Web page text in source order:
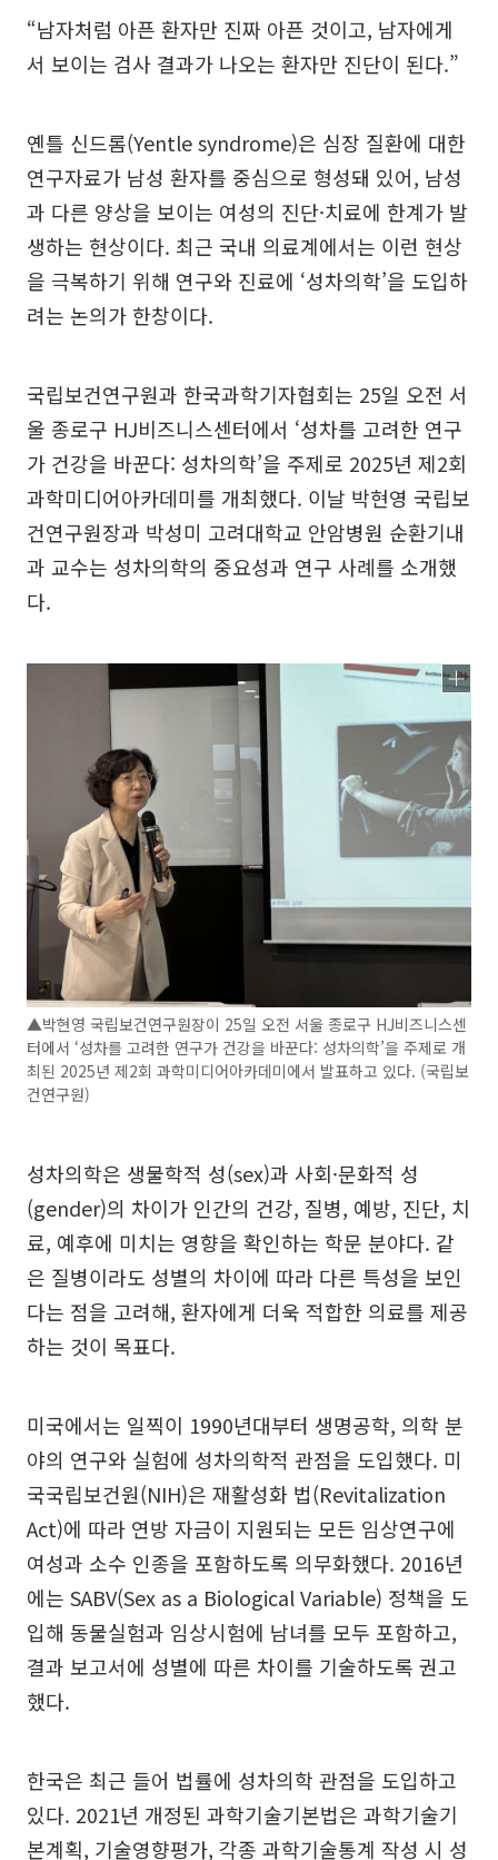
“남자처럼 아픈 환자만 진짜 아픈 것이고, 남자에게
서 보이는 검사 결과가 나오는 환자만 진단이 된다.”
옌틀 신드롬(Yentle syndrome)은 심장 질환에 대한
연구자료가 남성 환자를 중심으로 형성돼 있어, 남성
과 다른 양상을 보이는 여성의 진단·치료에 한계가 발
생하는 현상이다. 최근 국내 의료계에서는 이런 현상
을 극복하기 위해 연구와 진료에 ‘성차의학’을 도입하
려는 논의가 한창이다.
국립보건연구원과 한국과학기자협회는 25일 오전 서
울 종로구 HJ비즈니스센터에서 ‘성차를 고려한 연구
가 건강을 바꾼다: 성차의학’을 주제로 2025년 제2회
과학미디어아카데미를 개최했다. 이날 박현영 국립보
건연구원장과 박성미 고려대학교 안암병원 순환기내
과 교수는 성차의학의 중요성과 연구 사례를 소개했
다.
▲박현영 국립보건연구원장이 25일 오전 서울 종로구 HJ비즈니스센
터에서 ‘성차를 고려한 연구가 건강을 바꾼다: 성차의학’을 주제로 개
최된 2025년 제2회 과학미디어아카데미에서 발표하고 있다. (국립보
건연구원)
성차의학은 생물학적 성(sex)과 사회·문화적 성
(gender)의 차이가 인간의 건강, 질병, 예방, 진단, 치
료, 예후에 미치는 영향을 확인하는 학문 분야다. 같
은 질병이라도 성별의 차이에 따라 다른 특성을 보인
다는 점을 고려해, 환자에게 더욱 적합한 의료를 제공
하는 것이 목표다.
미국에서는 일찍이 1990년대부터 생명공학, 의학 분
야의 연구와 실험에 성차의학적 관점을 도입했다. 미
국국립보건원(NIH)은 재활성화 법(Revitalization
Act)에 따라 연방 자금이 지원되는 모든 임상연구에
여성과 소수 인종을 포함하도록 의무화했다. 2016년
에는 SABV(Sex as a Biological Variable) 정책을 도
입해 동물실험과 임상시험에 남녀를 모두 포함하고,
결과 보고서에 성별에 따른 차이를 기술하도록 권고
했다.
한국은 최근 들어 법률에 성차의학 관점을 도입하고
있다. 2021년 개정된 과학기술기본법은 과학기술기
본계획, 기술영향평가, 각종 과학기술통계 작성 시 성